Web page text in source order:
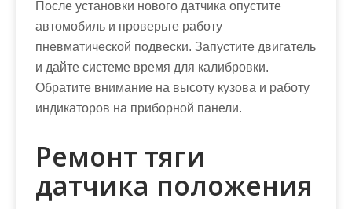
После установки нового датчика опустите
автомобиль и проверьте работу
пневматической подвески. Запустите двигатель
и дайте системе время для калибровки.
Обратите внимание на высоту кузова и работу
индикаторов на приборной панели.
Ремонт тяги
датчика положения